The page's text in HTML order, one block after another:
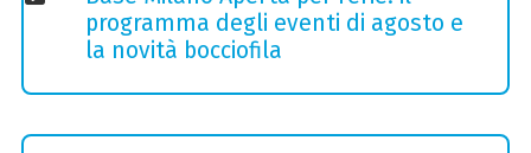
programma degli eventi di agosto e
la novità bocciofila